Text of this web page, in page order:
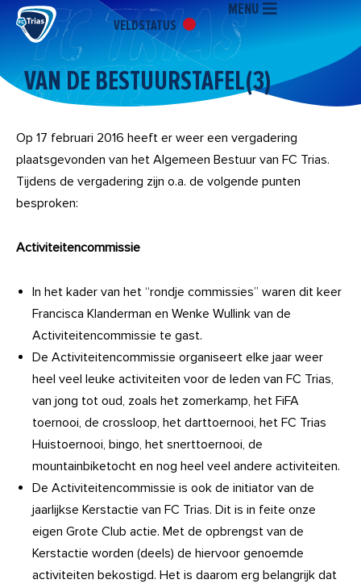
naar
inhoud
VELDSTATUS
MENU
VAN DE BESTUURSTAFEL(3)
Op 17 februari 2016 heeft er weer een vergadering
plaatsgevonden van het Algemeen Bestuur van FC Trias.
Tijdens de vergadering zijn o.a. de volgende punten
besproken:
Activiteitencommissie
In het kader van het “rondje commissies” waren dit keer
Francisca Klanderman en Wenke Wullink van de
Activiteitencommissie te gast.
De Activiteitencommissie organiseert elke jaar weer
heel veel leuke activiteiten voor de leden van FC Trias,
van jong tot oud, zoals het zomerkamp, het FiFA
toernooi, de crossloop, het darttoernooi, het FC Trias
Huistoernooi, bingo, het snerttoernooi, de
mountainbiketocht en nog heel veel andere activiteiten.
De Activiteitencommissie is ook de initiator van de
jaarlijkse Kerstactie van FC Trias. Dit is in feite onze
eigen Grote Club actie. Met de opbrengst van de
Kerstactie worden (deels) de hiervoor genoemde
activiteiten bekostigd. Het is daarom erg belangrijk dat